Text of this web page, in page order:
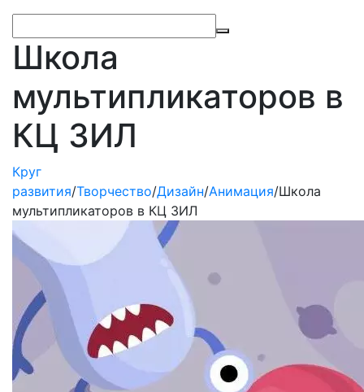
Школа
мультипликаторов в
КЦ ЗИЛ
Круг
развития/Творчество/Дизайн/Анимация/Школа
мультипликаторов в КЦ ЗИЛ